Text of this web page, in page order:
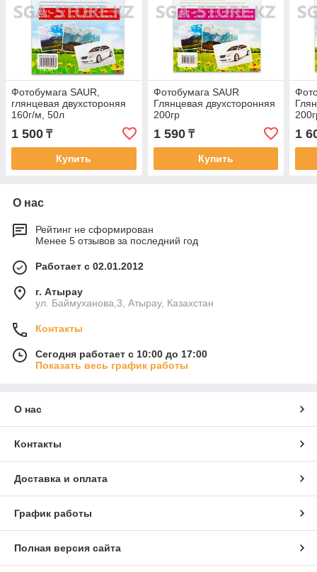
Фотобумага SAUR,
глянцевая двухстороняя
160г/м, 50л
1 500 ₸
Купить
Фотобумага SAUR
Глянцевая двухсторонняя
200гр
1 590₸
Купить
1
О нас
Рейтинг не сформирован
Менее 5 отзывов за последний год
Работает с 02.01.2012
г. Атырау
ул. Баймуханова,3, Атырау, Казахстан
Контакты
Сегодня работает с 10:00 до 17:00
Показать весь график работы
О нас
Контакты
Доставка и оплата
График работы
Полная версия сайта